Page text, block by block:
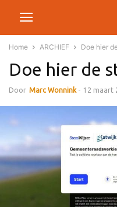
Home ARCHIEF Doe hier
Doe hier de
Door Marc Wonnink - 12 maart